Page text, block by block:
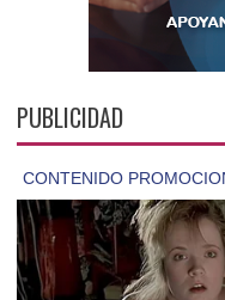
PUBLICIDAD